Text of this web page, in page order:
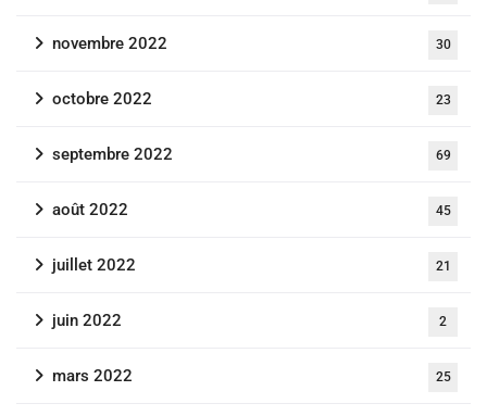
novembre 2022 30
octobre 2022 23
septembre 2022 69
août 2022 45
juillet 2022 21
juin 2022 2
mars 2022 25